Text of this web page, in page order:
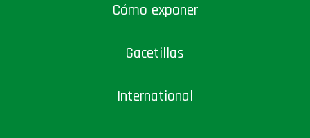
Cómo exponer
Gacetillas
International